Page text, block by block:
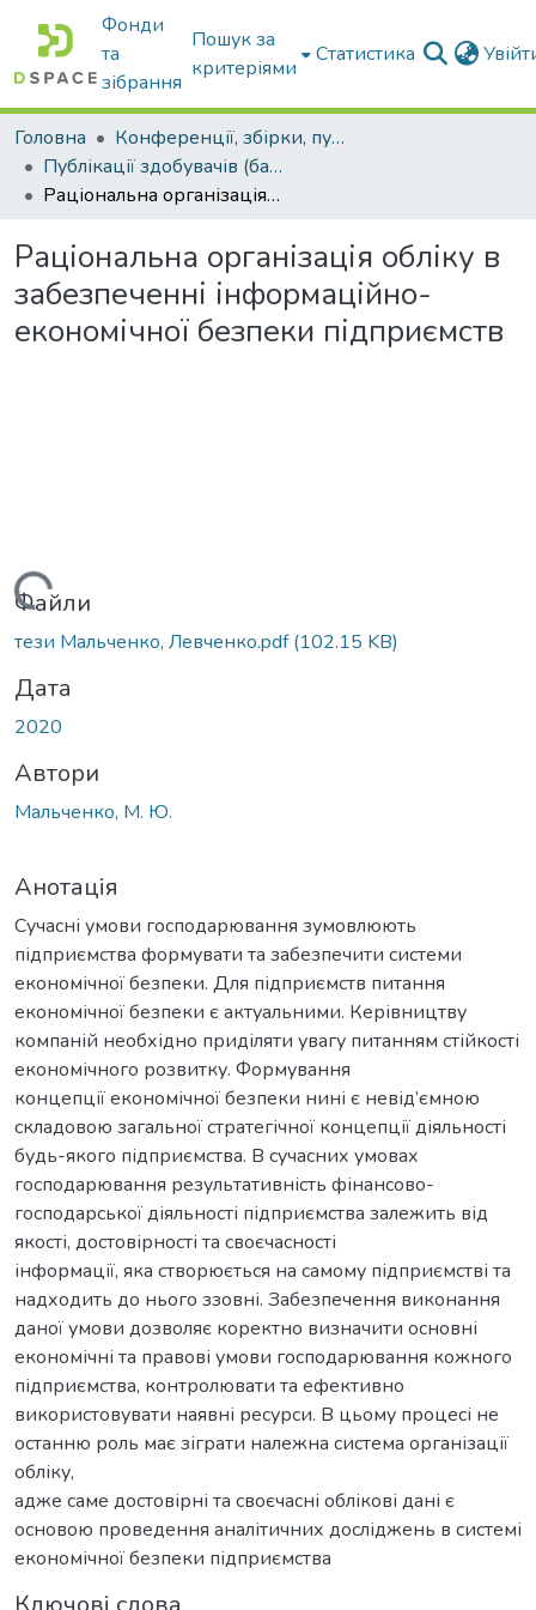
Фонди
та
зібрання
Пошук за
критеріями
Статистика
Головна
Конференції, збірки, публікації молодих вчених і здобувачів : магістрів, бакалаврів, аспірантів.
Публікації здобувачів (бакалаврів. магістрів, аспірантів)
Раціональна організація обліку в забезпеченні інформаційно-економічної безпеки підприємств
Раціональна організація обліку в
забезпеченні інформаційно-
економічної безпеки підприємств
Вантажиться...
Файли
тези Мальченко, Левченко.pdf(102.15 KB)
Дата
2020
Автори
Мальченко, М. Ю.
Анотація
Сучасні умови господарювання зумовлюють
підприємства формувати та забезпечити системи
економічної безпеки. Для підприємств питання
економічної безпеки є актуальними. Керівництву
компаній необхідно приділяти увагу питанням стійкості
економічного розвитку. Формування
концепції економічної безпеки нині є невід’ємною
складовою загальної стратегічної концепції діяльності
будь-якого підприємства. В сучасних умовах
господарювання результативність фінансово-
господарської діяльності підприємства залежить від
якості, достовірності та своєчасності
інформації, яка створюється на самому підприємстві та
надходить до нього ззовні. Забезпечення виконання
даної умови дозволяє коректно визначити основні
економічні та правові умови господарювання кожного
підприємства, контролювати та ефективно
використовувати наявні ресурси. В цьому процесі не
останню роль має зіграти належна система організації
обліку,
адже саме достовірні та своєчасні облікові дані є
основою проведення аналітичних досліджень в системі
економічної безпеки підприємства